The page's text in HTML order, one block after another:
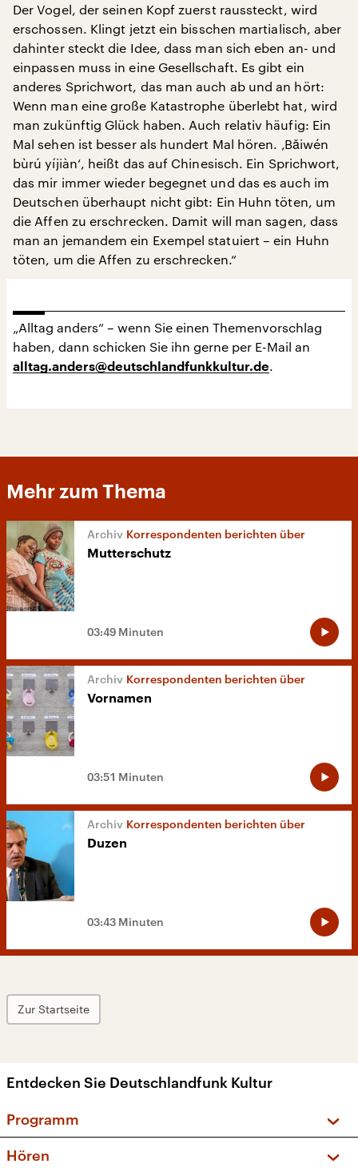
Der Vogel, der seinen Kopf zuerst raussteckt, wird
erschossen. Klingt jetzt ein bisschen martialisch, aber
dahinter steckt die Idee, dass man sich eben an- und
einpassen muss in eine Gesellschaft. Es gibt ein
anderes Sprichwort, das man auch ab und an hört:
Wenn man eine große Katastrophe überlebt hat, wird
man zukünftig Glück haben. Auch relativ häufig: Ein
Mal sehen ist besser als hundert Mal hören. ‚Bǎiwén
bùrú yíjiàn‘, heißt das auf Chinesisch. Ein Sprichwort,
das mir immer wieder begegnet und das es auch im
Deutschen überhaupt nicht gibt: Ein Huhn töten, um
die Affen zu erschrecken. Damit will man sagen, dass
man an jemandem ein Exempel statuiert – ein Huhn
töten, um die Affen zu erschrecken.“
„Alltag anders“ – wenn Sie einen Themenvorschlag
haben, dann schicken Sie ihn gerne per E-Mail an
alltag.anders@deutschlandfunkkultur.de.
Mehr zum Thema
Korrespondenten berichten über
Mutterschutz
03:49 Minuten
Korrespondenten berichten über
Vornamen
03:51 Minuten
Korrespondenten berichten über
Duzen
03:43 Minuten
Zur Startseite
Entdecken Sie Deutschlandfunk Kultur
Programm
Hören